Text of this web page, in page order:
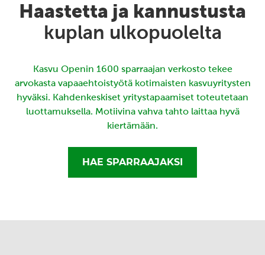
Haastetta ja kannustusta
kuplan ulkopuolelta
Kasvu Openin 1600 sparraajan verkosto tekee
arvokasta vapaaehtoistyötä kotimaisten kasvuyritysten
hyväksi. Kahdenkeskiset yritystapaamiset toteutetaan
luottamuksella. Motiivina vahva tahto laittaa hyvä
kiertämään.
HAE SPARRAAJAKSI